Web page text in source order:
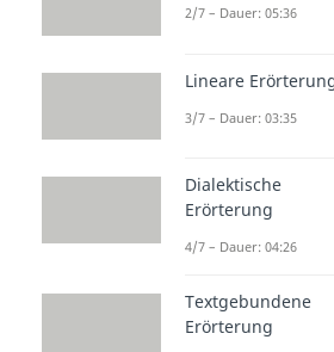
Dramatische
literarische
lernst du alle
besonderen
Klasse 8
2/7 – Dauer: 05:36
Lineare
3/7 – Dauer: 03:35
Dialektische
Erörterung
4/7 – Dauer: 04:26
Textgebundene
Erörterung